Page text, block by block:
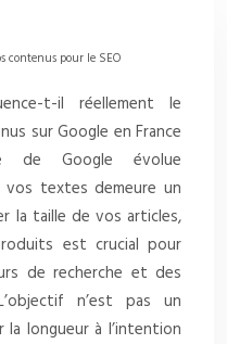
contenus pour le SEO
t-il réellement le
sur Google en France
de Google évolue
vos textes demeure un
la taille de vos articles,
est crucial pour
de recherche et des
n’est pas un
la longueur à l’intention